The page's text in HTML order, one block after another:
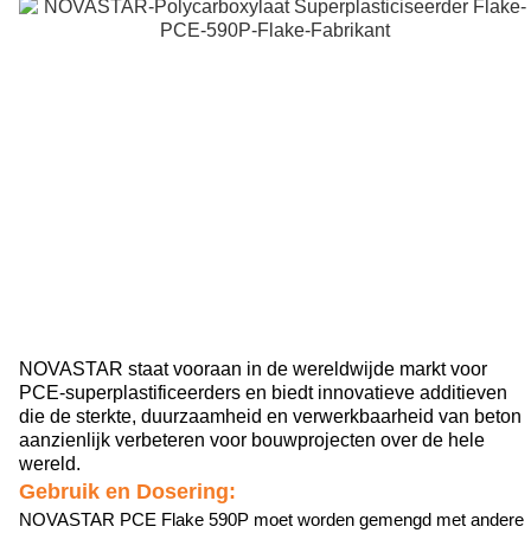
NOVASTAR staat vooraan in de wereldwijde markt voor
PCE-superplastificeerders en biedt innovatieve additieven
die de sterkte, duurzaamheid en verwerkbaarheid van beton
aanzienlijk verbeteren voor bouwprojecten over de hele
wereld.
Gebruik en Dosering:
NOVASTAR PCE Flake 590P moet worden gemengd met andere